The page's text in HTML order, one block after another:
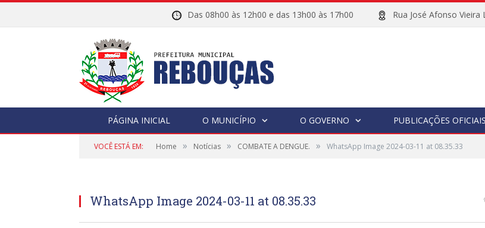
Das 08h00 às 12h00 e das 13h00 às 17h00 Rua José Afonso
PÁGINA INICIAL O MUNICÍPIO O GOVERNO PUBLICAÇÕES OFICIAIS
VOCÊ ESTÁ EM: Home » Notícias » COMBATE A DENGUE. » WhatsApp Image 2024-03-11 at 08.35.33
WhatsApp Image 2024-03-11 at 08.35.33